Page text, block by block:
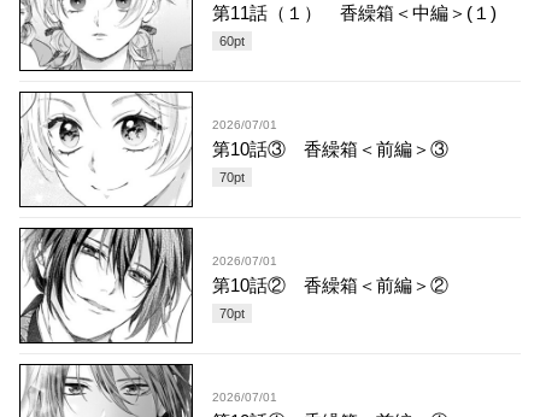
第11話（１） 香繰箱＜中編＞(１)
60pt
2026/07/01
第10話③ 香繰箱＜前編＞③
70pt
2026/07/01
第10話② 香繰箱＜前編＞②
70pt
2026/07/01